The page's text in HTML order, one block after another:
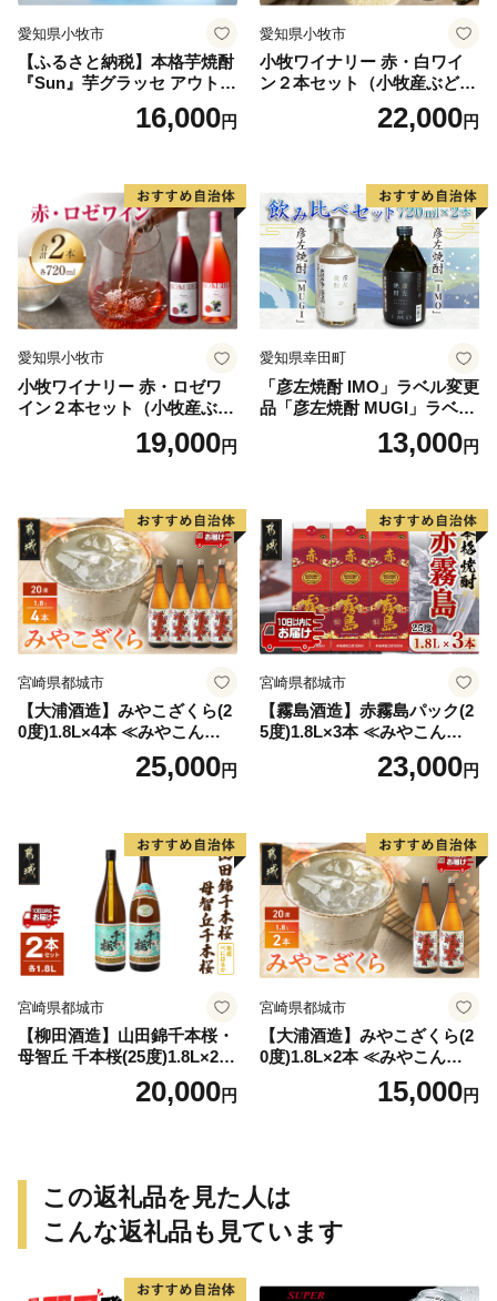
HELLO KITTY ©1976, 2020 SANRIO
CO.,LTD.APPROVAL NO.L611294
愛知県小牧市
【ふるさと納税】本格芋焼酎
『Sun』芋グラッセ アウトド
ア ソロキャンプ ベランピン
グ 巣ごもり 就労支援16,000円
愛知県小牧市
小牧ワイナリー 赤・白ワイ
ン２本セット（小牧産ぶどう
22,000円
愛知県小牧市
小牧ワイナリー 赤・ロゼワ
イン２本セット（小牧産ぶど
19,000円
愛知県幸田町
「彦左焼酎 IMO」ラベル変更
品「彦左焼酎 MUGI」ラベル
変更品 飲み比べ セット 合計
2本 720ml×各1本 25度 焼酎
13,000円
宮崎県都城市
【大浦酒造】みやこざくら(2
0度)1.8L×4本 ≪みやこんじょ
特急便≫_AD-077125,000円
宮崎県都城市
【霧島酒造】赤霧島パック(2
5度)1.8L×3本 ≪みやこんじょ
特急便≫_23-07-K03P-1800-3
23,000円
宮崎県都城市
【柳田酒造】山田錦千本桜・
母智丘 千本桜(25度)1.8L×2本
≪みやこんじょ特急便≫_AC
20,000円
宮崎県都城市
【大浦酒造】みやこざくら(2
0度)1.8L×2本 ≪みやこんじょ
特急便≫_MJ-077115,000円
この返礼品を見た人は
こんな返礼品も見ています